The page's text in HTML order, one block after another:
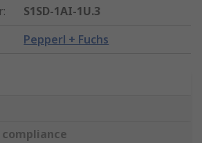
:
S1SD-1AI-1U.3
Pepperl + Fuchs